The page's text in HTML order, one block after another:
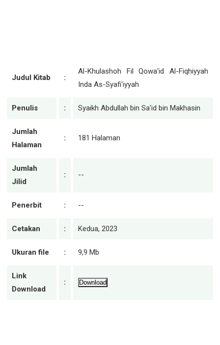
Judul Kitab :
Al-Khulashoh Fil Qowa'id Al-Fiqhiyyah
Inda As-Syafi'iyyah
Penulis : Syaikh Abdullah bin Sa'id bin Makhasin
Jumlah
Halaman
: 181 Halaman
Jumlah
Jilid
: --
Penerbit : --
Cetakan : Kedua, 2023
Ukuran file : 9,9 Mb
Link
Download
: Download